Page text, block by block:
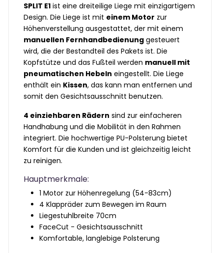
SPLIT E1 ist eine dreiteilige Liege mit einzigartigem
Design. Die Liege ist mit einem Motor zur
Höhenverstellung ausgestattet, der mit einem
manuellen Fernhandbedienung gesteuert
wird, die der Bestandteil des Pakets ist. Die
Kopfstütze und das Fußteil werden manuell mit
pneumatischen Hebeln eingestellt. Die Liege
enthält ein Kissen, das kann man entfernen und
somit den Gesichtsausschnitt benutzen.
4 einziehbaren Rädern sind zur einfacheren
Handhabung und die Mobilität in den Rahmen
integriert. Die hochwertige PU-Polsterung bietet
Komfort für die Kunden und ist gleichzeitig leicht
zu reinigen.
Hauptmerkmale:
1 Motor zur Höhenregelung (54-83cm)
4 Klappräder zum Bewegen im Raum
Liegestuhlbreite 70cm
FaceCut - Gesichtsausschnitt
Komfortable, langlebige Polsterung